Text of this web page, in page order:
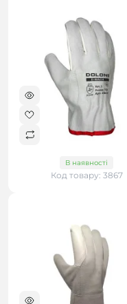
В наявності
Код товару: 3867